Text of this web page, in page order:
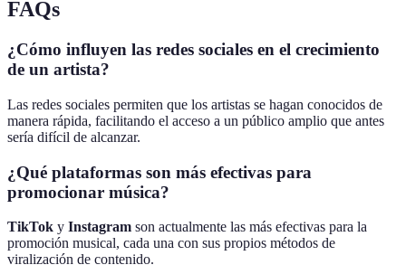
FAQs
¿Cómo influyen las redes sociales en el crecimiento
de un artista?
Las redes sociales permiten que los artistas se hagan conocidos de
manera rápida, facilitando el acceso a un público amplio que antes
sería difícil de alcanzar.
¿Qué plataformas son más efectivas para
promocionar música?
TikTok y Instagram son actualmente las más efectivas para la
promoción musical, cada una con sus propios métodos de
viralización de contenido.